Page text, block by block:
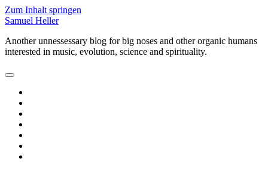
Zum Inhalt springen
Samuel Heller
Another unnessessary blog for big noses and other organic humans
interested in music, evolution, science and spirituality.
open
menu